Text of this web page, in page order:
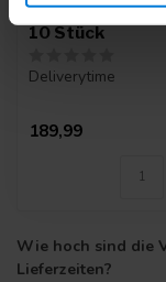
Handles
10 Stück
Deliverytime
189,99
Wie hoch sind die
Lieferzeiten?